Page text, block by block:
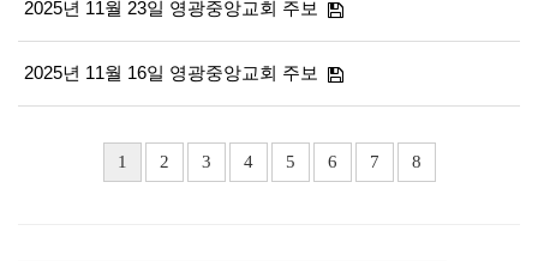
2025년 11월 23일 영광중앙교회 주보
2025년 11월 16일 영광중앙교회 주보
1 2 3 4 5 6 7 8